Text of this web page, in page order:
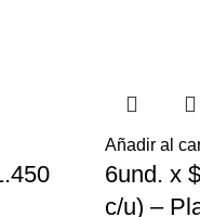
Añadir al
6und. x
c/u) –